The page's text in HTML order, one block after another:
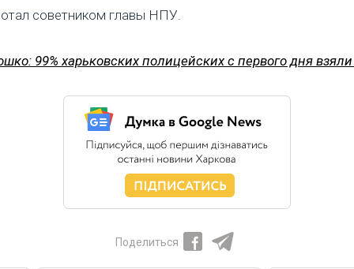
советником главы НПУ.
99% харьковских полицейских с первого дня
Поделиться